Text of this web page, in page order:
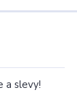
a slevy!